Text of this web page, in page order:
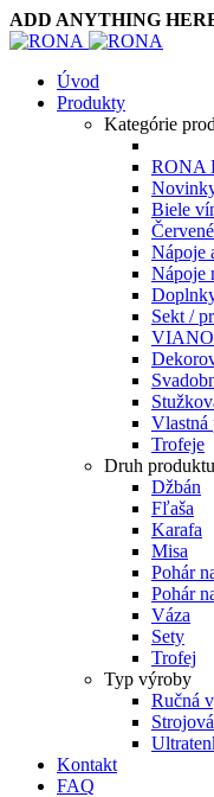
ADD ANYTHING
Úvod
Produkty
Kategórie
RONA
Biele
Nápoje
Nápoje
Sekt /
Vlastná
Trofeje
Druh produktu
Džbán
Fľaša
Karafa
Misa
Pohár
Pohár
Váza
Sety
Trofej
Typ výroby
Ručná
Kontakt
FAQ